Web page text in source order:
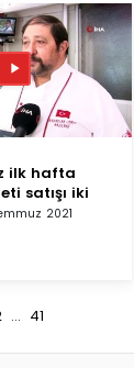
ilk hafta
satışı iki
2021
... 41